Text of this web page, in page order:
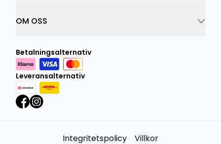
OM OSS
Betalningsalternativ
Leveransalternativ
Integritetspolicy Villkor